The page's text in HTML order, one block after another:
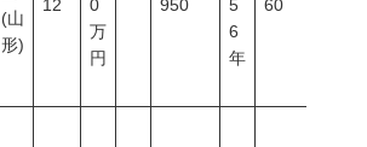
(山
形)
12
0
万
円
950
5
6
年
60